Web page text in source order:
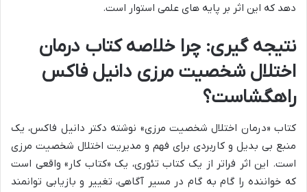
دهد که این اثر بر پایه های علمی استوار است.
نتیجه گیری: چرا خلاصه کتاب درمان
اختلال شخصیت مرزی دانیل فاکس
راهگشاست؟
کتاب «درمان اختلال شخصیت مرزی» نوشته دکتر دانیل فاکس، یک
منبع بی بدیل و کاربردی برای فهم و مدیریت اختلال شخصیت مرزی
است. این اثر فراتر از یک کتاب تئوری، یک «کتاب کار» واقعی است
که خواننده را گام به گام در مسیر آگاهی، تغییر و بازیابی توانمند